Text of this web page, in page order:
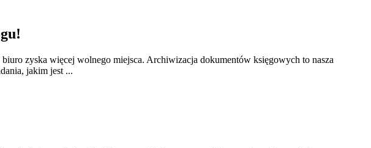
zyska więcej wolnego miejsca. Archiwizacja dokumentów księgowych to nasza
jakim jest ...